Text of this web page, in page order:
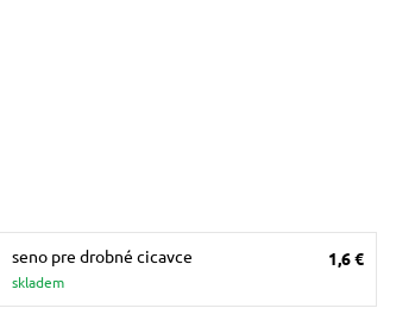
seno pre drobné cicavce
skladem
1,6 €